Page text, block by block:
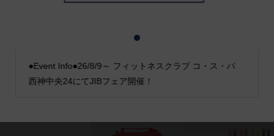
●Event Info●26/8/9～ フィットネスクラブ コ・ス・パ
西神中央24にてJIBフェア開催！
2